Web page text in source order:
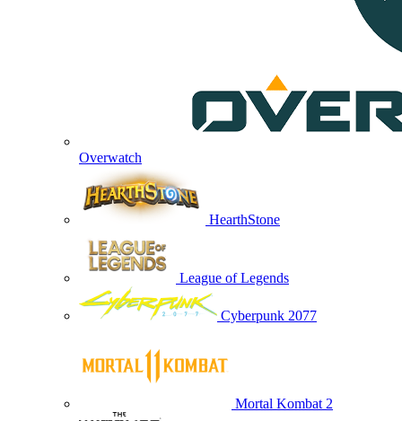
Overwatch
HearthStone
League of Legends
Cyberpunk 2077
Mortal Kombat 2